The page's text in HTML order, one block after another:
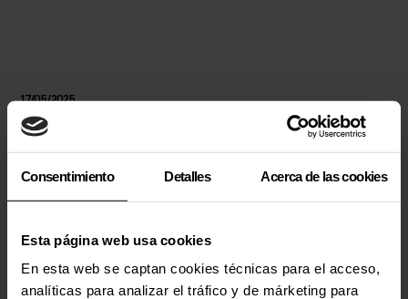
Consentimiento Detalles Acerca de las cookies
Esta página web usa cookies
En esta web se captan cookies técnicas para el acceso,
analíticas para analizar el tráfico y de márketing para
17/05/2025
Latest News
VIEW ALL